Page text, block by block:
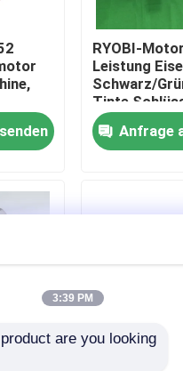
uns
RYOBI-
Leistung
Schwarz/
Tinte
für RYOBI-
Anfrage
3:39 PM
are you looking